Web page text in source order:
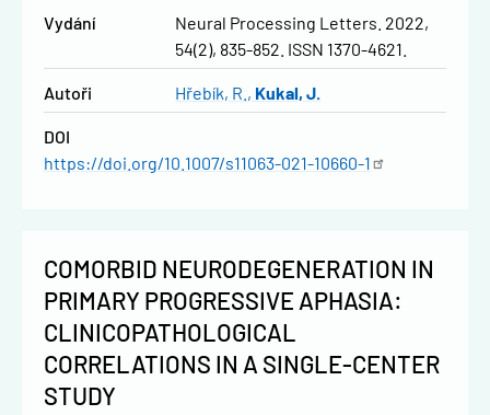
Vydání
Neural Processing Letters. 2022,
54(2), 835-852. ISSN 1370-4621.
Autoři Hřebík, R. Kukal, J.
DOI
https://doi.org/10.1007/s11063-021-10660-1
COMORBID NEURODEGENERATION IN
PRIMARY PROGRESSIVE APHASIA:
CLINICOPATHOLOGICAL
CORRELATIONS IN A SINGLE-CENTER
STUDY